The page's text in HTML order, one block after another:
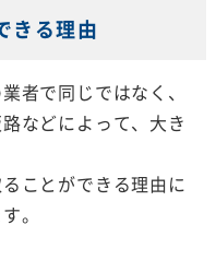
きる理由
者で同じではなく、
などによって、大き
ことができる理由に
。